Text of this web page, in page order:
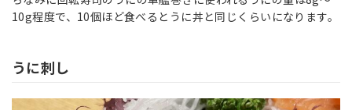
10g程度で、10個ほど食べるとうに丼と同じくらいになります。
うに刺し